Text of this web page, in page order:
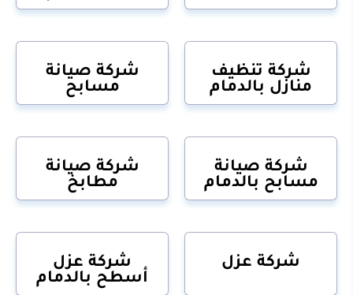
شركة تنظيف
منازل بالدمام
شركة صيانة
مسابح
شركة صيانة
مسابح بالدمام
شركة صيانة
مطابخ
شركة عزل
شركة عزل
أسطح بالدمام